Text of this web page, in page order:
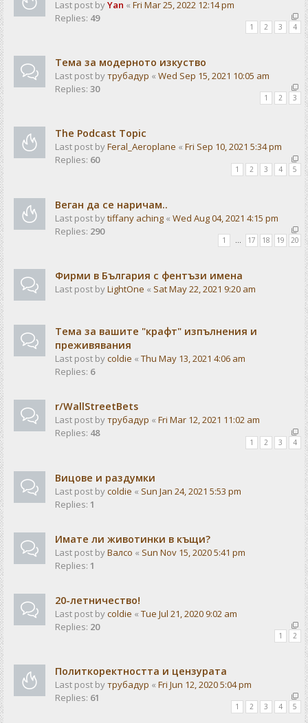
Last post byYan « Fri Mar 25, 2022 12:14 pm
Replies: 49
1 2 3 4
Тема за модерното изкуство
Last post byтрубадур « Wed Sep 15, 2021 10:05 am
Replies: 30
1 2 3
The Podcast Topic
Last post byFeral_Aeroplane « Fri Sep 10, 2021 5:34 pm
Replies: 60
1 2 3 4 5
Веган да се наричам..
Last post bytiffany aching « Wed Aug 04, 2021 4:15 pm
Replies: 290
1 … 17 18 19 20
Фирми в България с фентъзи имена
Last post byLightOne « Sat May 22, 2021 9:20 am
Тема за вашите "крафт" изпълнения и
преживявания
Last post bycoldie « Thu May 13, 2021 4:06 am
Replies: 6
r/WallStreetBets
Last post byтрубадур « Fri Mar 12, 2021 11:02 am
Replies: 48
1 2 3 4
Вицове и раздумки
Last post bycoldie « Sun Jan 24, 2021 5:53 pm
Replies: 1
Имате ли животинки в къщи?
Last post byВалсо « Sun Nov 15, 2020 5:41 pm
Replies: 1
20-летничество!
Last post bycoldie « Tue Jul 21, 2020 9:02 am
Replies: 20
1 2
Политкоректността и цензурата
Last post byтрубадур « Fri Jun 12, 2020 5:04 pm
Replies: 61
1 2 3 4 5